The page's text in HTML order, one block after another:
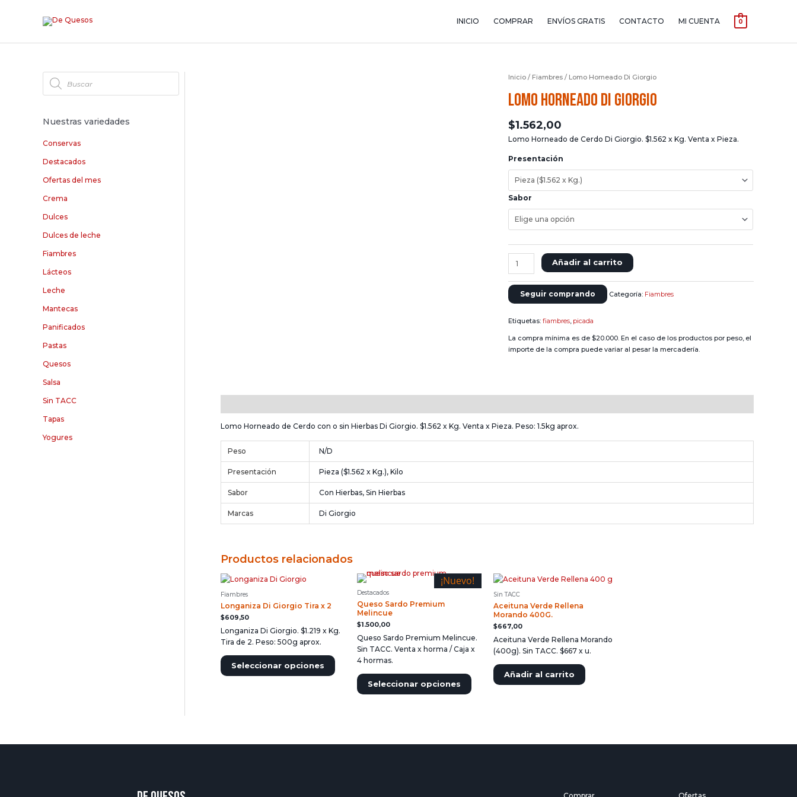
INICIO COMPRAR ENVÍOS GRATIS CONTACTO MI CUENTA 0
Nuestras variedades
Conservas
Destacados
Ofertas del mes
Crema
Dulces
Dulces de leche
Fiambres
Lácteos
Leche
Mantecas
Panificados
Pastas
Quesos
Salsa
Sin TACC
Tapas
Yogures
Inicio / Fiambres / Lomo Horneado Di Giorgio
Lomo Horneado Di Giorgio
$1.562,00
Lomo Horneado de Cerdo Di Giorgio. $1.562 x Kg. Venta x Pieza.
Presentación
Sabor
Añadir al carrito
Seguir comprando Categoría: Fiambres
Etiquetas:fiambres, picada
La compra mínima es de $20.000. En el caso de los productos por peso, el
importe de la compra puede variar al pesar la mercadería.
Lomo Horneado de Cerdo con o sin Hierbas Di Giorgio. $1.562 x Kg. Venta x Pieza. Peso: 1.5kg aprox.
Peso N/D
Presentación Pieza ($1.562 x Kg.), Kilo
Sabor Con Hierbas, Sin Hierbas
Marcas Di Giorgio
Productos relacionados
Fiambres
Longaniza Di Giorgio Tira x 2
$609,50
Longaniza Di Giorgio. $1.219 x Kg.
Tira de 2. Peso: 500g aprox.
Seleccionar opciones
¡Nuevo!
Destacados
Queso Sardo Premium
Melincue
$1.500,00
Queso Sardo Premium Melincue.
Sin TACC. Venta x horma / Caja x
4 hormas.
Seleccionar opciones
Sin TACC
Aceituna Verde Rellena
Morando 400G.
$667,00
Aceituna Verde Rellena Morando
(400g). Sin TACC. $667 x u.
Añadir al carrito